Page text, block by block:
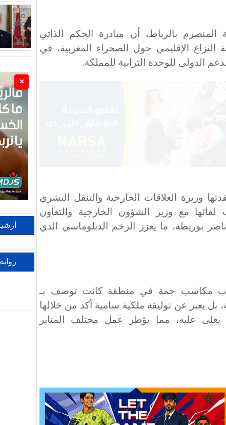
المنصرم بالرباط، أن مبادرة الحكم الذاتي
النزاع الإقليمي حول الصحراء المغربية، في
الدولي للوحدة الترابية للمملكة.
وزيرة العلاقات الخارجية والتنقل البشري
لقائها مع وزير الشؤون الخارجية والتعاون
ناصر بوريطة، ما يعزز الزخم الدبلوماسي الذي
مكاسب جمة في منطقة كانت توصف بـ
بل يعبر عن توليفة ملكية سامية أكد من خلالها
عليه، مما يؤطر عمل مختلف المنابر
×